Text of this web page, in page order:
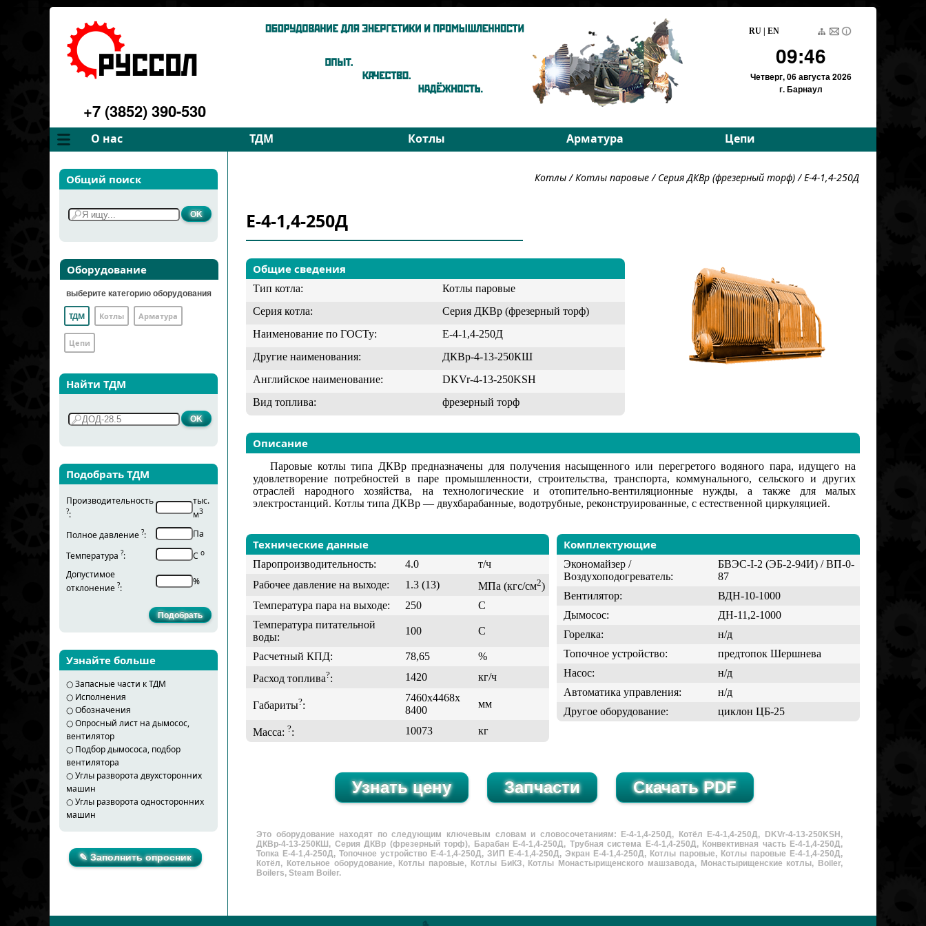
+7 (3852) 390-530
RU EN
09:46
Четверг,06 августа 2026
г. Барнаул
О нас ТДМ Котлы Арматура Цепи
Компания
Философия
Услуги
Галерея
Контакты
Запчасти
Подбор
На высокие параметры
Тяговые пластинчатые
Грузовые пластинчатые
Для энергетики
Общий поиск
Оборудование
выберите категорию оборудования
ТДМ Котлы Арматура
Цепи
Найти ТДМ
Подобрать ТДМ
Производительность
?:
тыс.
м3
Полное давление ?:
Па
Температура ?: С о
Допустимое
отклонение ?:
%
Узнайте больше
○Запасные части к ТДМ
○ Исполнения
○Обозначения
○Опросный лист на дымосос,
вентилятор
○ Подбор дымососа, подбор
вентилятора
○Углы разворота двухсторонних
машин
○Углы разворота односторонних
машин
✎ Заполнить опросник
Котлы/Котлы паровые/ Серия ДКВр (фрезерный торф)/ Е-4-1,4-250Д
Е-4-1,4-250Д
Общие сведения
Тип котла:
Котлы паровые
Серия котла:
Серия ДКВр (фрезерный торф)
Наименование по ГОСТу:
Е-4-1,4-250Д
Другие наименования:
ДКВр-4-13-250КШ
Английское наименование:
DKVr-4-13-250KSH
Вид топлива:
фрезерный торф
Описание
Паровые котлы типа ДКВр предназначены для получения насыщенного или перегретого водяного пара, идущего на
удовлетворение потребностей в паре промышленности, строительства, транспорта, коммунального, сельского и других
отраслей народного хозяйства, на технологические и отопительно-вентиляционные нужды, а также для малых
электростанций. Котлы типа ДКВр — двухбарабанные, водотрубные, реконструированные, с естественной циркуляцией.
Технические данные
Паропроизводительность: 4.0
т/ч
Рабочее давление на выходе:
1.3 (13) МПа (кгс/см2)
Температура пара на выходе:
250
С
Температура питательной
воды:
100 С
Расчетный КПД: 78,65
%
Расход топлива?: 1420 кг/ч
Габариты?:
7460х4468х
8400
мм
Масса: ?: 10073 кг
Комплектующие
Экономайзер /
Воздухоподогреватель:
БВЭС-I-2 (ЭБ-2-94И) / ВП-0-
87
Вентилятор:
ВДН-10-1000
Дымосос:
ДН-11,2-1000
Горелка:
н/д
Топочное устройство:
предтопок Шершнева
Насос:
н/д
Автоматика управления:
н/д
Другое оборудование:
циклон ЦБ-25
Это оборудование находят по следующим ключевым словам и словосочетаниям: Е-4-1,4-250Д, Котёл Е-4-1,4-250Д, DKVr-4-13-250KSH,
ДКВр-4-13-250КШ, Серия ДКВр (фрезерный торф), Барабан Е-4-1,4-250Д, Трубная система Е-4-1,4-250Д, Конвективная часть Е-4-1,4-250Д,
Топка Е-4-1,4-250Д, Топочное устройство Е-4-1,4-250Д, ЗИП Е-4-1,4-250Д, Экран Е-4-1,4-250Д, Котлы паровые, Котлы паровые Е-4-1,4-250Д,
Котёл, Котельное оборудование, Котлы паровые, Котлы БиКЗ, Котлы Монастырищенского машзавода, Монастырищенские котлы, Boiler,
Boilers, Steam Boiler.